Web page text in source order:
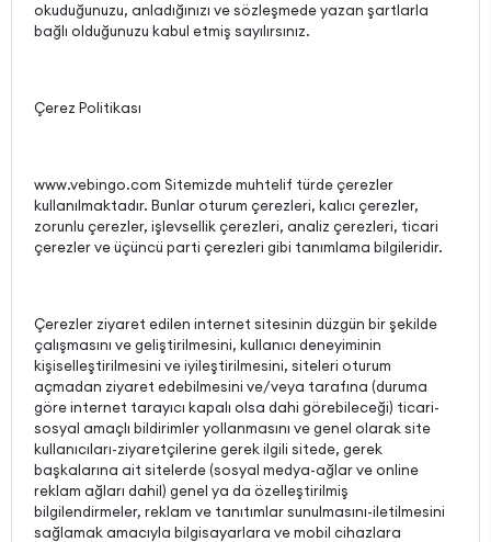
okuduğunuzu, anladığınızı ve sözleşmede yazan şartlarla
bağlı olduğunuzu kabul etmiş sayılırsınız.
Çerez Politikası
www.vebingo.com Sitemizde muhtelif türde çerezler
kullanılmaktadır. Bunlar oturum çerezleri, kalıcı çerezler,
zorunlu çerezler, işlevsellik çerezleri, analiz çerezleri, ticari
çerezler ve üçüncü parti çerezleri gibi tanımlama bilgileridir.
Çerezler ziyaret edilen internet sitesinin düzgün bir şekilde
çalışmasını ve geliştirilmesini, kullanıcı deneyiminin
kişiselleştirilmesini ve iyileştirilmesini, siteleri oturum
açmadan ziyaret edebilmesini ve/veya tarafına (duruma
göre internet tarayıcı kapalı olsa dahi görebileceği) ticari-
sosyal amaçlı bildirimler yollanmasını ve genel olarak site
kullanıcıları-ziyaretçilerine gerek ilgili sitede, gerek
başkalarına ait sitelerde (sosyal medya-ağlar ve online
reklam ağları dahil) genel ya da özelleştirilmiş
bilgilendirmeler, reklam ve tanıtımlar sunulmasını-iletilmesini
sağlamak amacıyla bilgisayarlara ve mobil cihazlara